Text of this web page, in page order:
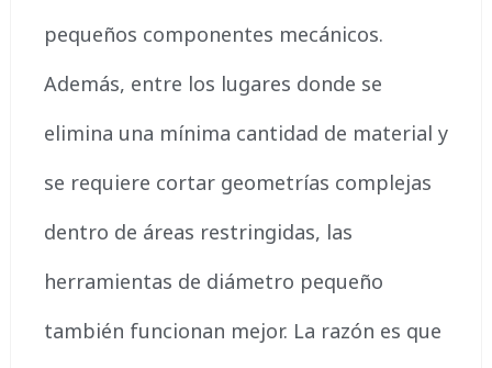
pequeños componentes mecánicos.
Además, entre los lugares donde se
elimina una mínima cantidad de material y
se requiere cortar geometrías complejas
dentro de áreas restringidas, las
herramientas de diámetro pequeño
también funcionan mejor. La razón es que